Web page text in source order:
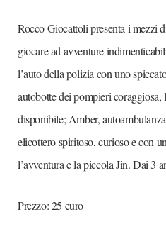
Rocco Giocattoli presenta i mezzi
giocare ad avventure
l’auto della polizia con uno
autobotte dei pompieri coraggiosa,
disponibile; Amber,
elicottero spiritoso, curioso e con
l’avventura e la piccola Jin. Dai 3
Prezzo: 25 euro